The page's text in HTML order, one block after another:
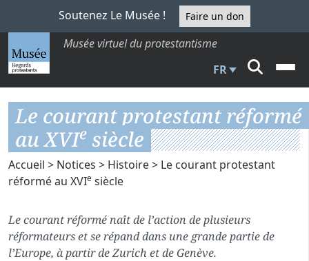
Soutenez Le Musée ! Faire un don
Musée virtuel du protestantisme
FR
Le courant protestant réformé
au XVIe siècle
Accueil > Notices > Histoire> Le courant protestant
réformé au XVIe siècle
Le courant réformé naît de l’action de plusieurs
réformateurs et se répand dans une grande partie de
l’Europe, à partir de Zurich et de Genève.